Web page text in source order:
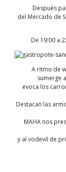
Después
del Mercado de
De 19:00 a
A ritmo de
sumerge
evoca los
Destacan las
MAHA nos
y al vodevil de